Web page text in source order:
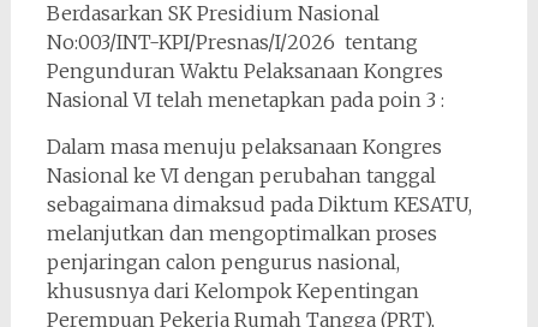
Berdasarkan SK Presidium Nasional
No:003/INT-KPI/Presnas/I/2026 tentang
Pengunduran Waktu Pelaksanaan Kongres
Nasional VI telah menetapkan pada poin 3 :
Dalam masa menuju pelaksanaan Kongres
Nasional ke VI dengan perubahan tanggal
sebagaimana dimaksud pada Diktum KESATU,
melanjutkan dan mengoptimalkan proses
penjaringan calon pengurus nasional,
khususnya dari Kelompok Kepentingan
Perempuan Pekerja Rumah Tangga (PRT),